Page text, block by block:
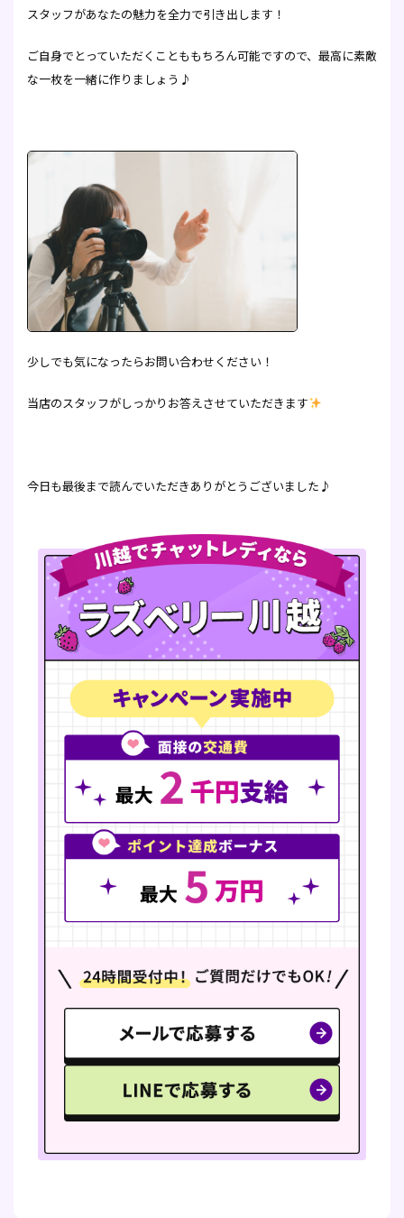
スタッフがあなたの魅力を全力で引き出します！
ご自身でとっていただくことももちろん可能ですので、最高に素敵
な一枚を一緒に作りましょう♪
少しでも気になったらお問い合わせください！
当店のスタッフがしっかりお答えさせていただきます
今日も最後まで読んでいただきありがとうございました♪